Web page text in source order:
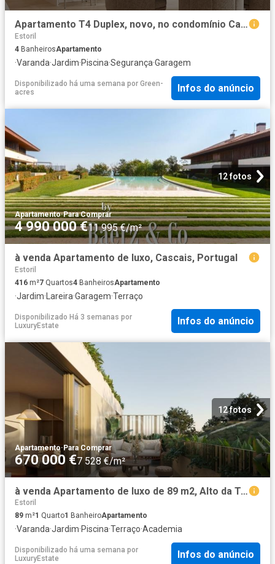
Apartamento T4 Duplex, novo, no condomínio Caxias Heights, e. 0m² Paco de Arcos
Estoril
4 BanheirosApartamento
·Varanda·Jardim·Piscina·Segurança·Garagem
Disponibilizado há uma semana por Green-
acres
Infos do anúncio
12 fotos
Apartamento·Para Comprar
4 990 000 €11 995 €/m²
à venda Apartamento de luxo, Cascais, Portugal
Estoril
416 m²7 Quartos4 BanheirosApartamento
·Jardim· Lareira·Garagem·Terraço
Disponibilizado Há 3 semanas por
LuxuryEstate
Infos do anúncio
12 fotos
Apartamento·Para Comprar
670 000 €7 528 €/m²
à venda Apartamento de luxo de 89 m2, Alto da Terrugem, Oeiras, Lisboa
Estoril
89 m²1 Quarto1 BanheiroApartamento
·Varanda·Jardim·Piscina·Terraço·Academia
Disponibilizado há uma semana por
LuxuryEstate
Infos do anúncio